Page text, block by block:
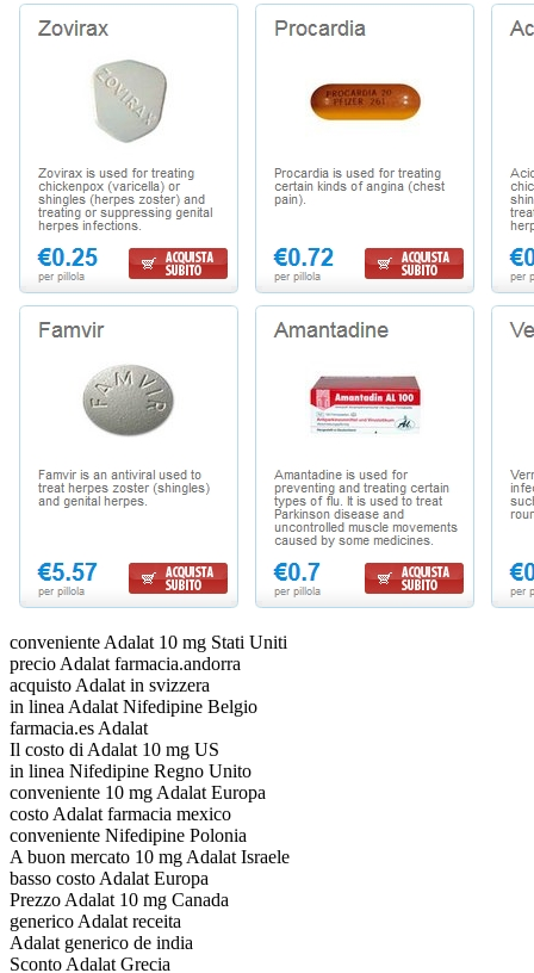
conveniente Adalat 10 mg Stati Uniti
precio Adalat farmacia.andorra
acquisto Adalat in svizzera
in linea Adalat Nifedipine Belgio
farmacia.es Adalat
Il costo di Adalat 10 mg US
in linea Nifedipine Regno Unito
conveniente 10 mg Adalat Europa
costo Adalat farmacia mexico
conveniente Nifedipine Polonia
A buon mercato 10 mg Adalat Israele
basso costo Adalat Europa
Prezzo Adalat 10 mg Canada
generico Adalat receita
Adalat generico de india
Sconto Adalat Grecia